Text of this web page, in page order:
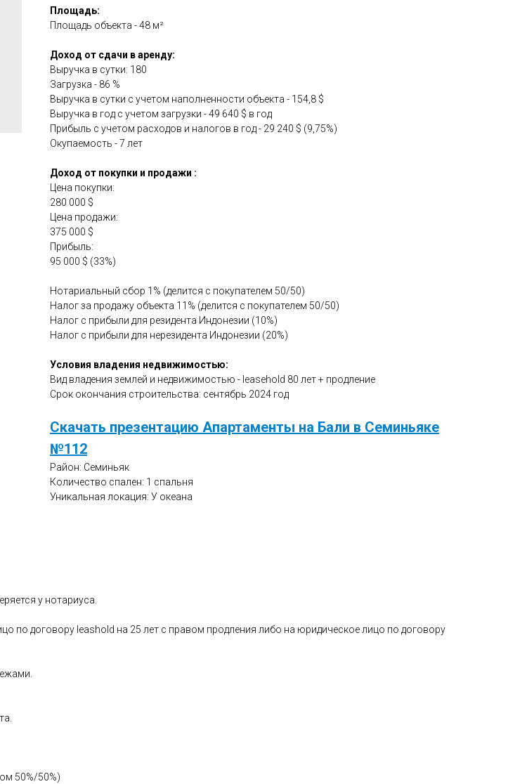
Площадь:
Площадь объекта - 48 м²
Доход от сдачи в аренду:
Выручка в сутки: 180
Загрузка - 86 %
Выручка в сутки с учетом наполненности объекта - 154,8 $
Выручка в год с учетом загрузки - 49 640 $ в год
Прибыль с учетом расходов и налогов в год - 29 240 $ (9,75%)
Окупаемость - 7 лет
Доход от покупки и продажи :
Цена покупки:
280 000 $
Цена продажи:
375 000 $
Прибыль:
95 000 $ (33%)
Нотариальный сбор 1% (делится с покупателем 50/50)
Налог за продажу объекта 11% (делится с покупателем 50/50)
Налог с прибыли для резидента Индонезии (10%)
Налог с прибыли для нерезидента Индонезии (20%)
Условия владения недвижимостью:
Вид владения землей и недвижимостью - leasehold 80 лет + продление
Срок окончания строительства: сентябрь 2024 год
Скачать презентацию Апартаменты на Бали в Семиньяке
№112
Район: Семиньяк
Количество спален: 1 спальня
Уникальная локация: У океана
у нотариуса.
по договору leashold на 25 лет с правом продления либо на юридическое лицо по договору
50%/50%)